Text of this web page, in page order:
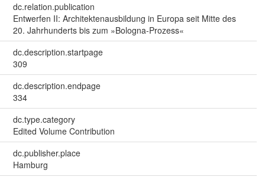
dc.relation.publication
Entwerfen II: Architektenausbildung in Europa seit Mitte des
20. Jahrhunderts bis zum »Bologna-Prozess«
dc.description.startpage
309
dc.description.endpage
334
dc.type.category
Edited Volume Contribution
dc.publisher.place
Hamburg